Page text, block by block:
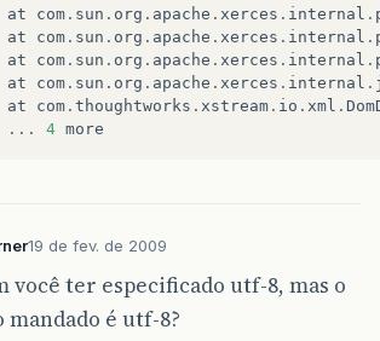
at
com . sun . org . apache . xerces . internal .
at
com . sun . org . apache . xerces . internal .
at
com . sun . org . apache . xerces . internal .
at
com . sun . org . apache . xerces . internal .
at
com . thoughtworks . xstream . io . xml .
...
4 more
19 de fev. de 2009
você ter especificado utf-8, mas o
mandado é utf-8?